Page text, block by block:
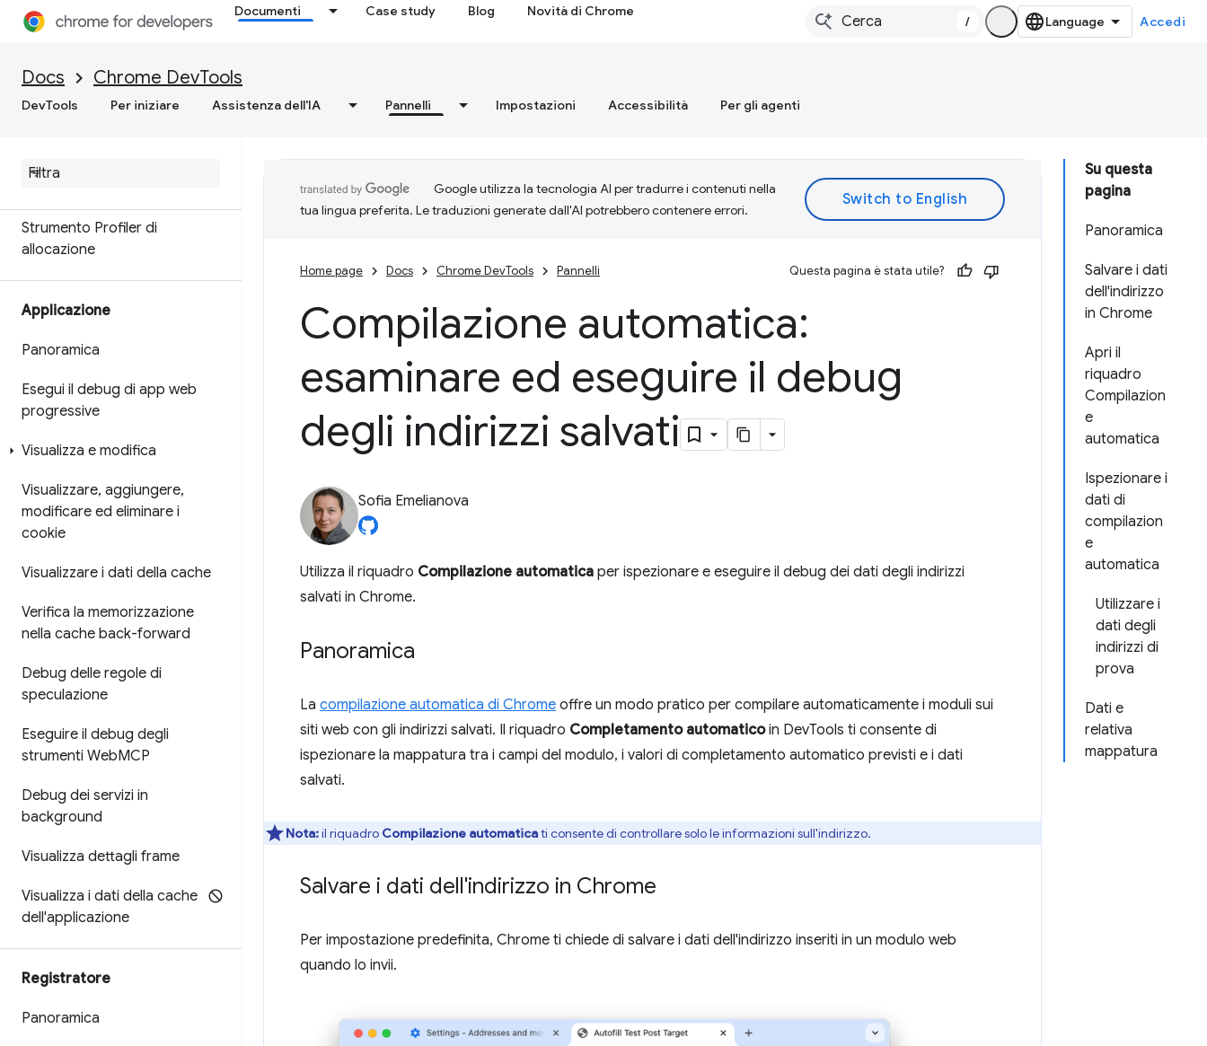
Documenti Case study Blog Novità di Chrome
/ Accedi
Docs Chrome DevTools
DevTools Per iniziare Assistenza dell'IA Pannelli Impostazioni Accessibilità Per gli agenti
Memoria
Panoramica
Terminologia della memoria
Strumento Profiler di
allocazione
Applicazione
Panoramica
Esegui il debug di app web
progressive
Visualizza e modifica
Visualizzare, aggiungere,
modificare ed eliminare i
cookie
Visualizzare i dati della cache
Verifica la memorizzazione
nella cache back-forward
Debug delle regole di
speculazione
Eseguire il debug degli
strumenti WebMCP
Debug dei servizi in
background
Visualizza dettagli frame
Visualizza i dati della cache
dell'applicazione
Registratore
Panoramica
Su questa
pagina
Panoramica
Salvare i dati
dell'indirizzo
in Chrome
Apri il
riquadro
Compilazion
e
automatica
Ispezionare i
dati di
compilazion
e
automatica
Utilizzare i
dati degli
indirizzi di
prova
Dati e
relativa
mappatura
Google utilizza la tecnologia AI per tradurre i contenuti nella
tua lingua preferita. Le traduzioni generate dall'AI potrebbero contenere errori.
Home page Docs Chrome DevTools Pannelli Questa pagina è stata utile?
Compilazione automatica:
esaminare ed eseguire il debug
degli indirizzi salvati
Sofia Emelianova
Utilizza il riquadro Compilazione automatica per ispezionare e eseguire il debug dei dati degli indirizzi
salvati in Chrome.
Panoramica
La compilazione automatica di Chrome offre un modo pratico per compilare automaticamente i moduli sui
siti web con gli indirizzi salvati. Il riquadro Completamento automaticoin DevTools ti consente di
ispezionare la mappatura tra i campi del modulo, i valori di completamento automatico previsti e i dati
salvati.
Nota:il riquadro Compilazione automaticati consente di controllare solo le informazioni sull'indirizzo.
Salvare i dati dell'indirizzo in Chrome
Per impostazione predefinita, Chrome ti chiede di salvare i dati dell'indirizzo inseriti in un modulo web
quando lo invii.